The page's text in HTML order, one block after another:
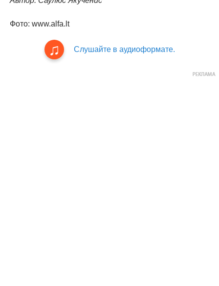
Фото: www.alfa.lt
Слушайте в аудиоформате.